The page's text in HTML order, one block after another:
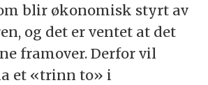
blir økonomisk styrt av
og det er ventet at det
framover. Derfor vil
et «trinn to» i